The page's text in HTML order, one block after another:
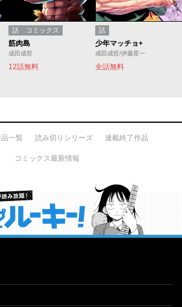
話 コミックス
筋肉島
成田成哲
12話無料
話
少年マッチョ+
成田成哲/伊藤星一
全話無料
一覧 読み切りシリーズ 連載終了作品
コミックス最新情報
作が読み放題！ ジャンプルーキー！